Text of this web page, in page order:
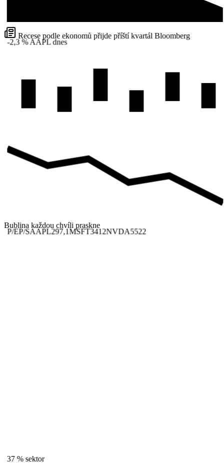
Recese podle ekonomů přijde příští kvartál Bloomberg
-2,3 % AAPL dnes
Bublina každou chvíli praskne
P/EP/SAAPL297,1MSFT3412NVDA5522
37 % sektor